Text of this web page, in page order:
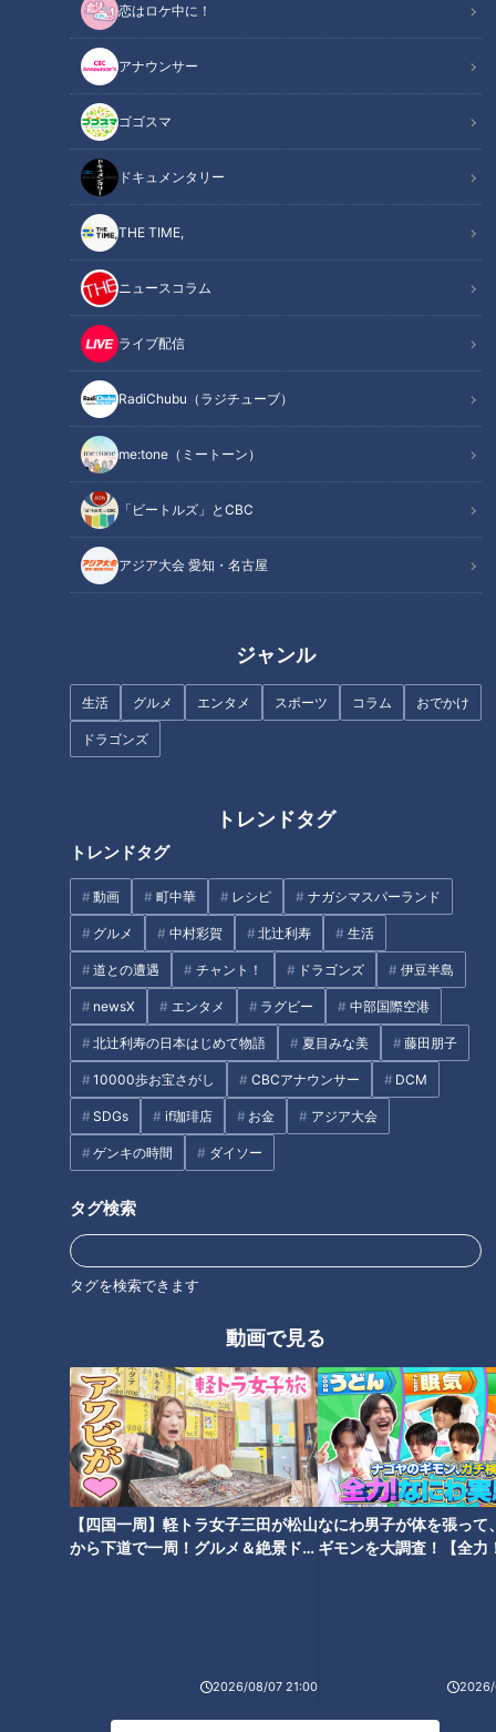
恋はロケ中に！
アナウンサー
ゴゴスマ
ドキュメンタリー
THE TIME,
ニュースコラム
ライブ配信
RadiChubu（ラジチューブ）
me:tone（ミートーン）
「ビートルズ」とCBC
アジア大会 愛知・名古屋
ジャンル
生活 グルメ エンタメ スポーツ コラム おでかけ
ドラゴンズ
トレンドタグ
トレンドタグ
動画 町中華 レシピ ナガシマスパーランド
グルメ 中村彩賀 北辻利寿 生活
道との遭遇 チャント！ ドラゴンズ 伊豆半島
newsX エンタメ ラグビー 中部国際空港
北辻利寿の日本はじめて物語 夏目みな美 藤田朋子
10000歩お宝さがし CBCアナウンサー DCM
SDGs if珈琲店 お金 アジア大会
ゲンキの時間 ダイソー
タグ検索
タグを検索できます
動画で見る
【四国一周】軽トラ女子三田が松山
から下道で一周！グルメ＆絶景ドラ
2026/08/07 21:00
なにわ男子が体を張って
ギモンを大調査！【全力
2026/
されていた人気企画「地名しりとり」。街行く人と地名のしり
とりをしていき、愛知・岐阜・三重の3県が出たらゴール。当
時挑戦した芸人のワッキーは、3年9カ月の旅で様々なドラマ
を生んだ。そんな「地名しりとり」が約20年ぶりに復活。7人
組アーティスト「7ORDER」の長妻怜央を新たな旅人にして、
CBCテレビで現在放送中。
４月以降は、土曜深夜0時28分から隔週で放送することが決
定！現在すでに三重はゴールしているが、残るゴールの愛知・
岐阜にたどり着くことはできるのか！？
＜長妻怜央（7ORDER）さんコメント＞
時間や曜日が変わってより多くの人に見てもらえるようになる
と思うので、嬉しいです。応援してもらえるような存在でいら
れるように、皆さんに愛を届けられるように頑張っていきま
す。もし時間があればリアルタイムで見ていただけると嬉しい
番組概要
番組タイトル ： 『地名しりとり～旅人ながつの挑戦～』
出演 ： 長妻怜央（7ORDER）
配信 ： 番組公式YouTubeチャンネル・動画配信プラットフォ
ームLocipoにて
翌週土曜深夜0時30分～見逃し配信
この記事の画像を見る
この記事を見たあなたへのおすすめ
パンサーの向井慧と峯岸みなみ
が徹底応援！東海地区の新時代
を担うスーパーアスリートを知
よう！『パンサー向井の新時代
アスリート応援宣言！』3月19
日（日） 午後4時 放送決定！
CBCテレビ・ドラゴンズ応援番
ド『やじろ』をいただきます！
【愛されフード】
名古屋で愛される“超弾力麺”の
「鶏天うどん」とは？地元の子
どもも大絶賛の巨大な「アップ
ルパイ」も調査！
てみた TikTokキャンペーン」～